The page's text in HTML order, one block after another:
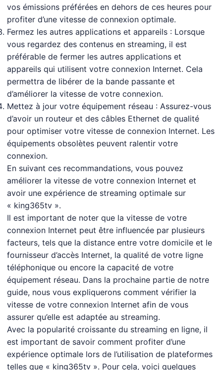
vos émissions préférées en dehors de ces heures pour
profiter d’une vitesse de connexion optimale.
Fermez les autres applications et appareils : Lorsque
vous regardez des contenus en streaming, il est
préférable de fermer les autres applications et
appareils qui utilisent votre connexion Internet. Cela
permettra de libérer de la bande passante et
d’améliorer la vitesse de votre connexion.
Mettez à jour votre équipement réseau : Assurez-vous
d’avoir un routeur et des câbles Ethernet de qualité
pour optimiser votre vitesse de connexion Internet. Les
équipements obsolètes peuvent ralentir votre
connexion.
En suivant ces recommandations, vous pouvez
améliorer la vitesse de votre connexion Internet et
avoir une expérience de streaming optimale sur
« king365tv ».
Il est important de noter que la vitesse de votre
connexion Internet peut être influencée par plusieurs
facteurs, tels que la distance entre votre domicile et le
fournisseur d’accès Internet, la qualité de votre ligne
téléphonique ou encore la capacité de votre
équipement réseau. Dans la prochaine partie de notre
guide, nous vous expliquerons comment vérifier la
vitesse de votre connexion Internet afin de vous
assurer qu’elle est adaptée au streaming.
Avec la popularité croissante du streaming en ligne, il
est important de savoir comment profiter d’une
expérience optimale lors de l’utilisation de plateformes
telles que « king365tv ». Pour cela, voici quelques